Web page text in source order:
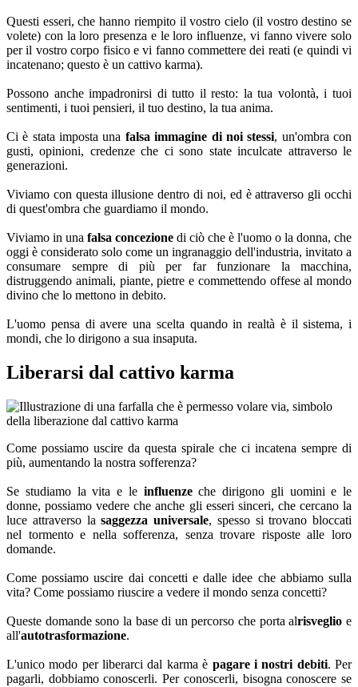
Questi esseri, che hanno riempito il vostro cielo (il vostro destino se
volete) con la loro presenza e le loro influenze, vi fanno vivere solo
per il vostro corpo fisico e vi fanno commettere dei reati (e quindi vi
incatenano; questo è un cattivo karma).
Possono anche impadronirsi di tutto il resto: la tua volontà, i tuoi
sentimenti, i tuoi pensieri, il tuo destino, la tua anima.
Ci è stata imposta una falsa immagine di noi stessi, un'ombra con
gusti, opinioni, credenze che ci sono state inculcate attraverso le
generazioni.
Viviamo con questa illusione dentro di noi, ed è attraverso gli occhi
di quest'ombra che guardiamo il mondo.
Viviamo in una falsa concezione di ciò che è l'uomo o la donna, che
oggi è considerato solo come un ingranaggio dell'industria, invitato a
consumare sempre di più per far funzionare la macchina,
distruggendo animali, piante, pietre e commettendo offese al mondo
divino che lo mettono in debito.
L'uomo pensa di avere una scelta quando in realtà è il sistema, i
mondi, che lo dirigono a sua insaputa.
Liberarsi dal cattivo karma
Come possiamo uscire da questa spirale che ci incatena sempre di
più, aumentando la nostra sofferenza?
Se studiamo la vita e le influenzeche dirigono gli uomini e le
donne, possiamo vedere che anche gli esseri sinceri, che cercano la
luce attraverso lasaggezza universale, spesso si trovano bloccati
nel tormento e nella sofferenza, senza trovare risposte alle loro
domande.
Come possiamo uscire dai concetti e dalle idee che abbiamo sulla
vita? Come possiamo riuscire a vedere il mondo senza concetti?
Queste domande sono la base di un percorso che porta alrisveglio e
all'autotrasformazione.
L'unico modo per liberarci dal karma è pagare i nostri debiti. Per
pagarli, dobbiamo conoscerli. Per conoscerli, bisogna conoscere se